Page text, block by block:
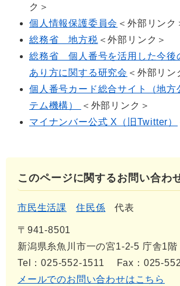
ク＞
個人情報保護委員会 ＜外部リンク
総務省 地方税 ＜外部リンク＞
総務省 個人番号を活用した今後
あり方に関する研究会 ＜外部リン
個人番号カード総合サイト（地方
テム機構）
＜外部リンク＞
マイナンバー公式 X（旧Twitter）
このページに関するお問い合わ
市民生活課 住民係 代表
〒941-8501
新潟県糸魚川市一の宮1-2-5 庁舎1階
Tel：025-552-1511
Fax：025-
メールでのお問い合わせはこちら